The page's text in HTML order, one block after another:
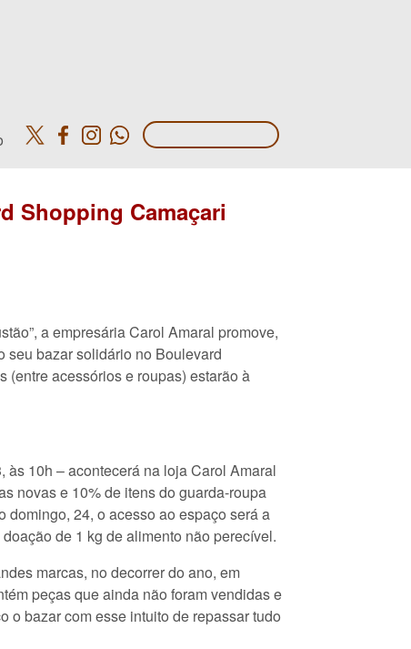
Shopping Camaçari
a empresária Carol Amaral promove,
seu bazar solidário no Boulevard
(entre acessórios e roupas) estarão à
às 10h – acontecerá na loja Carol Amaral
novas e 10% de itens do guarda-roupa
24, o acesso ao espaço será a
de 1 kg de alimento não perecível.
marcas, no decorrer do ano, em
peças que ainda não foram vendidas e
o bazar com esse intuito de repassar tudo